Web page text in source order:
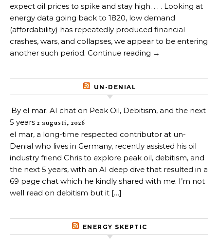
expect oil prices to spike and stay high. . . . Looking at
energy data going back to 1820, low demand
(affordability) has repeatedly produced financial
crashes, wars, and collapses, we appear to be entering
another such period. Continue reading →
UN-DENIAL
By el mar: AI chat on Peak Oil, Debitism, and the next
5 years 2 augusti, 2026
el mar, a long-time respected contributor at un-
Denial who lives in Germany, recently assisted his oil
industry friend Chris to explore peak oil, debitism, and
the next 5 years, with an AI deep dive that resulted in a
69 page chat which he kindly shared with me. I’m not
well read on debitism but it […]
ENERGY SKEPTIC